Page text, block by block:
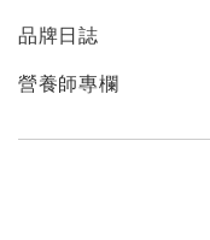
品牌日誌
營養師專欄